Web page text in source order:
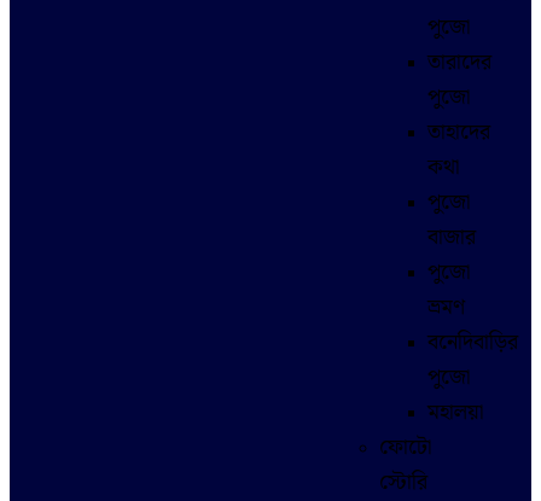
পুজো
তারাদের
পুজো
তাহাদের
কথা
পুজো
বাজার
পুজো
ভ্রমণ
বনেদিবাড়ির
পুজো
মহালয়া
ফোটো
স্টোরি